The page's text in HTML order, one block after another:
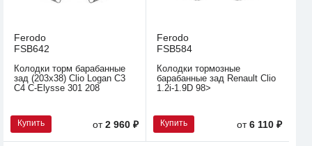
Ferodo
FSB642
Колодки торм барабанные
зад (203х38) Clio Logan C3
C4 C-Elysse 301 208
Купить от2 960 ₽
Ferodo
FSB584
Колодки тормозные
барабанные зад Renault Clio
1.2i-1.9D 98>
Купить от6 110 ₽